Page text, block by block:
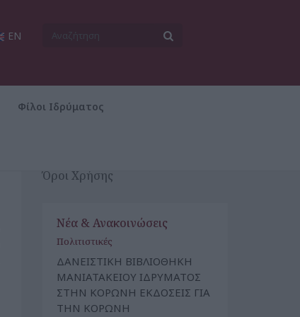
EN
Φίλοι Ιδρύματος
Όροι Χρήσης
Νέα & Ανακοινώσεις
Πολιτιστικές
ΔΑΝΕΙΣΤΙΚΗ ΒΙΒΛΙΟΘΗΚΗ
ΜΑΝΙΑΤΑΚΕΙΟΥ ΙΔΡΥΜΑΤΟΣ
ΣΤΗΝ ΚΟΡΩΝΗ ΕΚΔΟΣΕΙΣ ΓΙΑ
ΤΗΝ ΚΟΡΩΝΗ